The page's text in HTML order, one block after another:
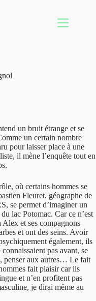
un bruit étrange et se
un certain nombre
pour laisser place à une
il mène l’enquête tout en
où certains hommes se
Fleuret, géographe de
se permet d’imaginer un
lac Potomac. Car ce n’est
et ses compagnons
et ont des seins. Avoir
également, ils
pas avant, se
penser aux autres… Le fait
fait plaisir car ils
et n’en profitent pas
je dirai même au